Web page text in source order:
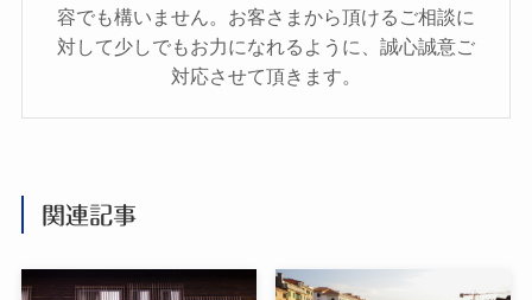
容でも構いません。お客さまから頂けるご相談に
対して少しでもお力になれるように、誠心誠意ご
対応させて頂きます。
関連記事